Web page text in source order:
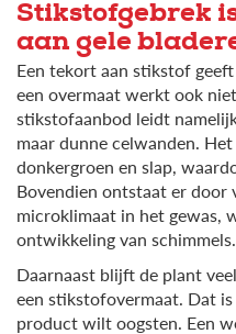
Stikstofgebrek
aan gele
Een tekort aan stikstof
een overmaat werkt ook
stikstofaanbod leidt
maar dunne celwanden.
donkergroen en slap,
Bovendien ontstaat er door
microklimaat in het gewas,
ontwikkeling van schimmels.
Daarnaast blijft de plant
een stikstofovermaat. Dat
product wilt oogsten. Een